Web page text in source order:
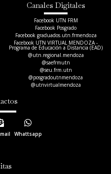
Canales Digitales
Facebook UTN FRM
Facebook Posgrado
Facebook graduados.utn.frmendoza
Facebook UTN VIRTUAL MENDOZA -
Programa de Educación a Distancia (EAD)
@utn.regional.mendoza
@saefrmutn
@seu.frm.utn
@posgradoutnmendoza
@utnvirtualmendoza
Whattsapp